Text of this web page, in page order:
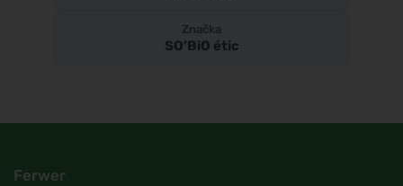
Značka
SO’BiO étic
Ferwer